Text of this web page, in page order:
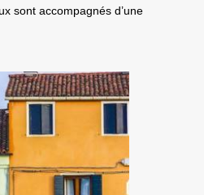
sont accompagnés d’une